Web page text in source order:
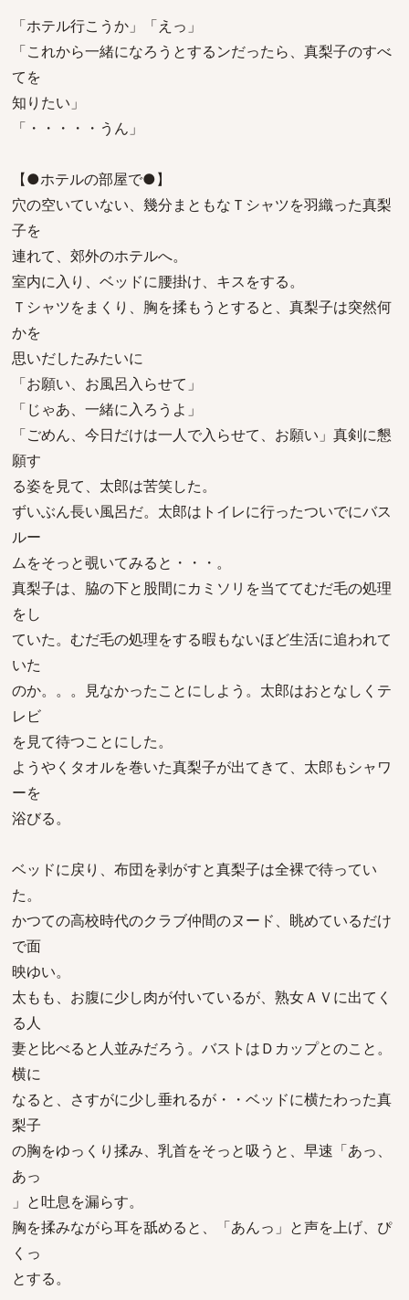
「ホテル行こうか」「えっ」
「これから一緒になろうとするンだったら、真梨子のすべ
てを
知りたい」
「・・・・・うん」
【●ホテルの部屋で●】
穴の空いていない、幾分まともなＴシャツを羽織った真梨
子を
連れて、郊外のホテルへ。
室内に入り、ベッドに腰掛け、キスをする。
Ｔシャツをまくり、胸を揉もうとすると、真梨子は突然何
かを
思いだしたみたいに
「お願い、お風呂入らせて」
「じゃあ、一緒に入ろうよ」
「ごめん、今日だけは一人で入らせて、お願い」真剣に懇
願す
る姿を見て、太郎は苦笑した。
ずいぶん長い風呂だ。太郎はトイレに行ったついでにバス
ルー
ムをそっと覗いてみると・・・。
真梨子は、脇の下と股間にカミソリを当ててむだ毛の処理
をし
ていた。むだ毛の処理をする暇もないほど生活に追われて
いた
のか。。。見なかったことにしよう。太郎はおとなしくテ
レビ
を見て待つことにした。
ようやくタオルを巻いた真梨子が出てきて、太郎もシャワ
ーを
浴びる。
ベッドに戻り、布団を剥がすと真梨子は全裸で待ってい
た。
かつての高校時代のクラブ仲間のヌード、眺めているだけ
で面
映ゆい。
太もも、お腹に少し肉が付いているが、熟女ＡＶに出てく
る人
妻と比べると人並みだろう。バストはＤカップとのこと。
横に
なると、さすがに少し垂れるが・・ベッドに横たわった真
梨子
の胸をゆっくり揉み、乳首をそっと吸うと、早速「あっ、
あっ
」と吐息を漏らす。
胸を揉みながら耳を舐めると、「あんっ」と声を上げ、ぴ
くっ
とする。